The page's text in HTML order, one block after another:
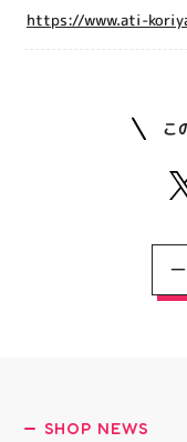
https://www.ati-
こ
SHOP NEWS